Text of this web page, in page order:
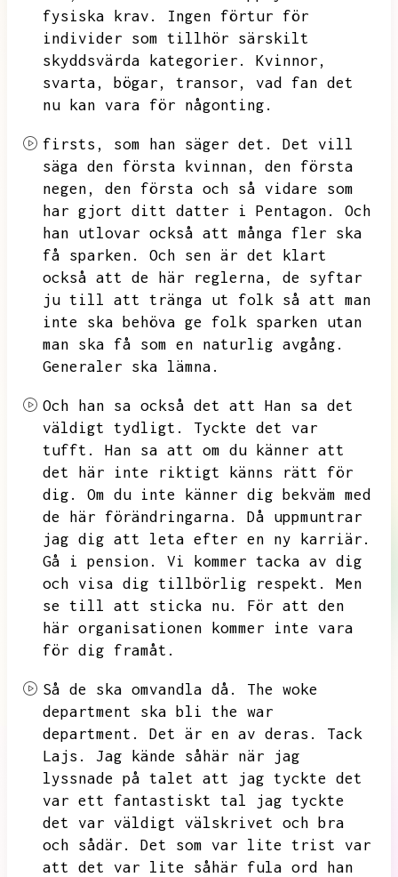
fysiska krav.
Ingen förtur för
individer som tillhör särskilt
skyddsvärda kategorier.
Kvinnor,
svarta,
bögar, transor,
vad fan det
nu kan vara för någonting.
firsts, som han säger det.
Det vill
säga den första kvinnan,
den första
negen,
den första och så vidare som
har gjort ditt datter i Pentagon.
Och
han utlovar också att många fler ska
få sparken.
Och sen är det klart
också att de här reglerna,
de syftar
ju till att tränga ut folk så att man
inte ska behöva ge folk sparken utan
man ska få som en naturlig avgång.
Generaler ska lämna.
Och han sa också det att Han sa det
väldigt tydligt.
Tyckte det var
tufft.
Han sa att om du känner att
det här inte riktigt känns rätt för
dig.
Om du inte känner dig bekväm med
de här förändringarna.
Då uppmuntrar
jag dig att leta efter en ny karriär.
Gå i pension.
Vi kommer tacka av dig
och visa dig tillbörlig respekt.
Men
se till att sticka nu.
För att den
här organisationen kommer inte vara
för dig framåt.
Så de ska omvandla då.
The woke
department ska bli the war
department.
Det är en av deras.
Tack
Lajs.
Jag kände såhär när jag
lyssnade på talet att jag tyckte det
var ett fantastiskt tal jag tyckte
det var väldigt välskrivet och bra
och sådär.
Det som var lite trist var
att det var lite såhär fula ord han